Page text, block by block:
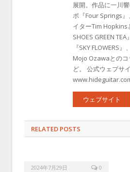
展開。作品に一川
ボ『Four Springs
イターTim Hopkins
SHOES GREEN
『SKY FLOWERS』
Mojo Ozawaとの
ど。 公式ウェブサ
ウェブサイト
RELATED POSTS
2024年7月29日 0